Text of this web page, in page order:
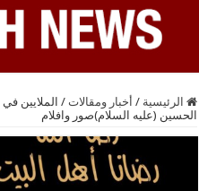
الرئيسية / أخبار ومقالات / الملايين
الحسين (عليه السلام)صور وافلام